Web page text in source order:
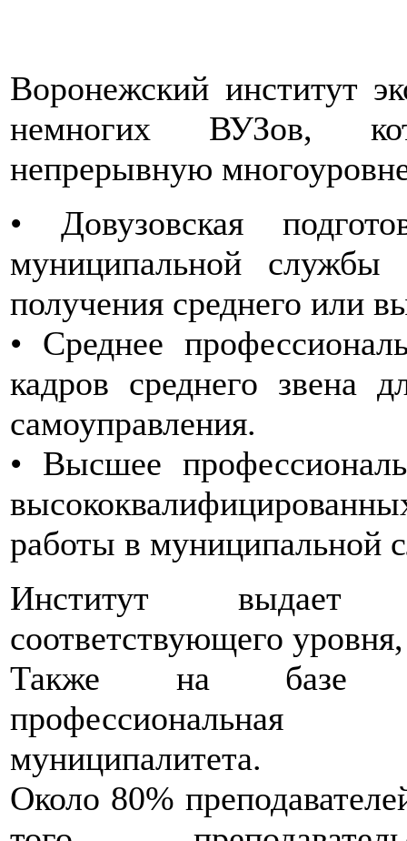
Воронежский институт
немногих ВУЗов,
непрерывную
• Довузовская
муниципальной службы
получения среднего или
• Среднее
кадров среднего звена
самоуправления.
• Высшее
работы в муниципальной
Институт выдает
соответствующего
Также на базе
профессиональная
муниципалитета.
Около 80%